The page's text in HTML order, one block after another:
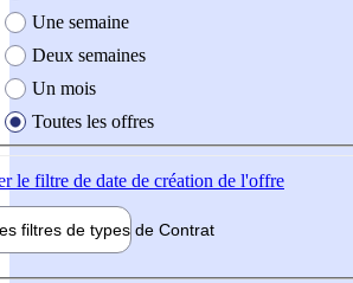
Une semaine
Deux semaines
Un mois
Toutes les offres
le filtre de date de création de l'offre
filtres de types de Contrat